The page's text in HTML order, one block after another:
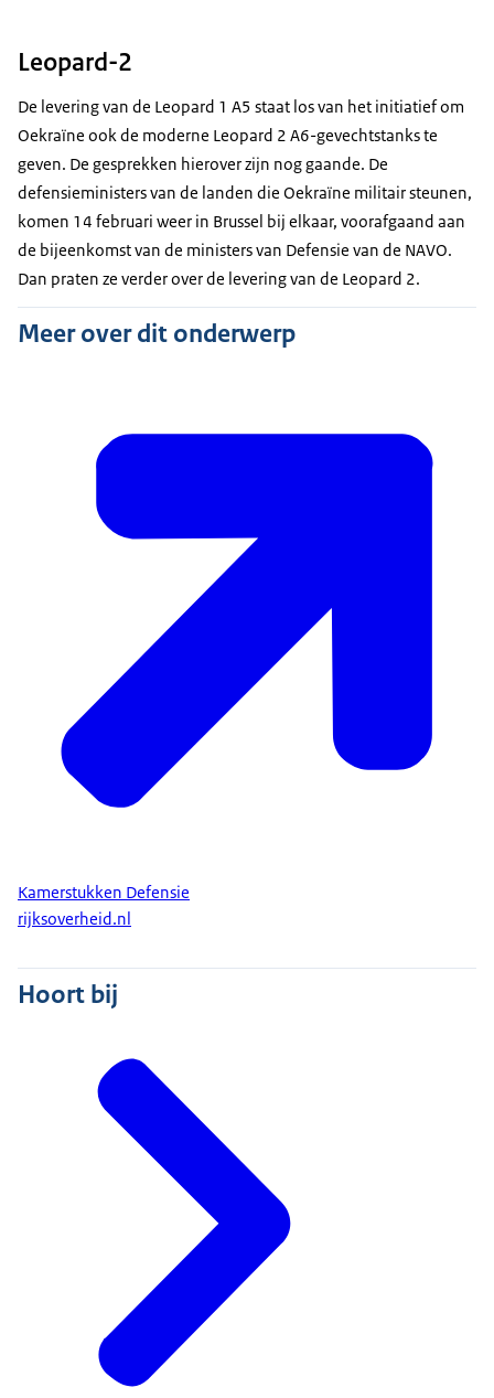
Leopard-2
De levering van de Leopard 1 A5 staat los van het initiatief om
Oekraïne ook de moderne Leopard 2 A6-gevechtstanks te
geven. De gesprekken hierover zijn nog gaande. De
defensieministers van de landen die Oekraïne militair steunen,
komen 14 februari weer in Brussel bij elkaar, voorafgaand aan
de bijeenkomst van de ministers van Defensie van de NAVO.
Dan praten ze verder over de levering van de Leopard 2.
Meer over dit onderwerp
Kamerstukken Defensie
rijksoverheid.nl
Hoort bij